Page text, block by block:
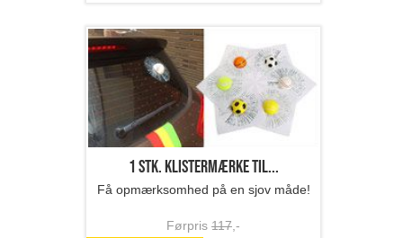
1 stk. klistermærke til...
Få opmærksomhed på en sjov måde!
Førpris 117,-